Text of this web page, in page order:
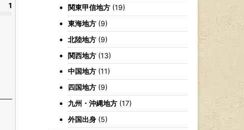
1
関東甲信地方 (19)
東海地方 (9)
北陸地方 (9)
関西地方 (13)
中国地方 (11)
四国地方 (9)
九州・沖縄地方 (17)
外国出身 (5)